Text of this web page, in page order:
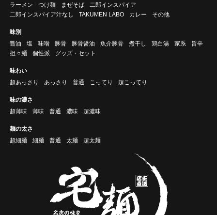
ラーメン
つけ麺 まぜそば
二郎インスパイア
二郎インスパイア汁なし
TAKUMEN LABO カレー その他
味別
醤油
塩 味噌 豚骨 豚骨醤油 魚介豚骨 煮干し 鶏白湯 家系
旨辛
担々麺
個性派 グッズ・セット
味わい
超あっさり
あっさり 普通 こってり 超こってり
味の濃さ
超薄味
薄味 普通 濃味 超濃味
麺の太さ
超細麺
細麺 普通 太麺 超太麺